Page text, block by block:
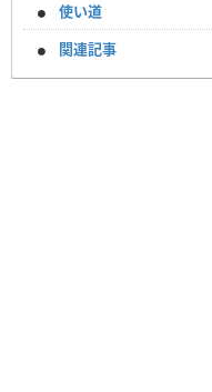
使い道
関連記事